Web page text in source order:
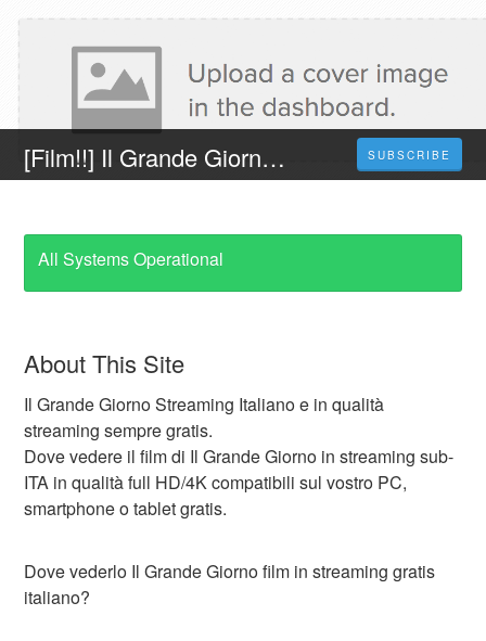
[Film!!] Il Grande Giorno streaming ITA Senza Limiti Gratis in Alta Definizione 2023 SUBSCRIBE
All Systems Operational
About This Site
Il Grande Giorno Streaming Italiano e in qualità
streaming sempre gratis.
Dove vedere il film di Il Grande Giorno in streaming sub-
ITA in qualità full HD/4K compatibili sul vostro PC,
smartphone o tablet gratis.
Dove vederlo Il Grande Giorno film in streaming gratis
italiano?